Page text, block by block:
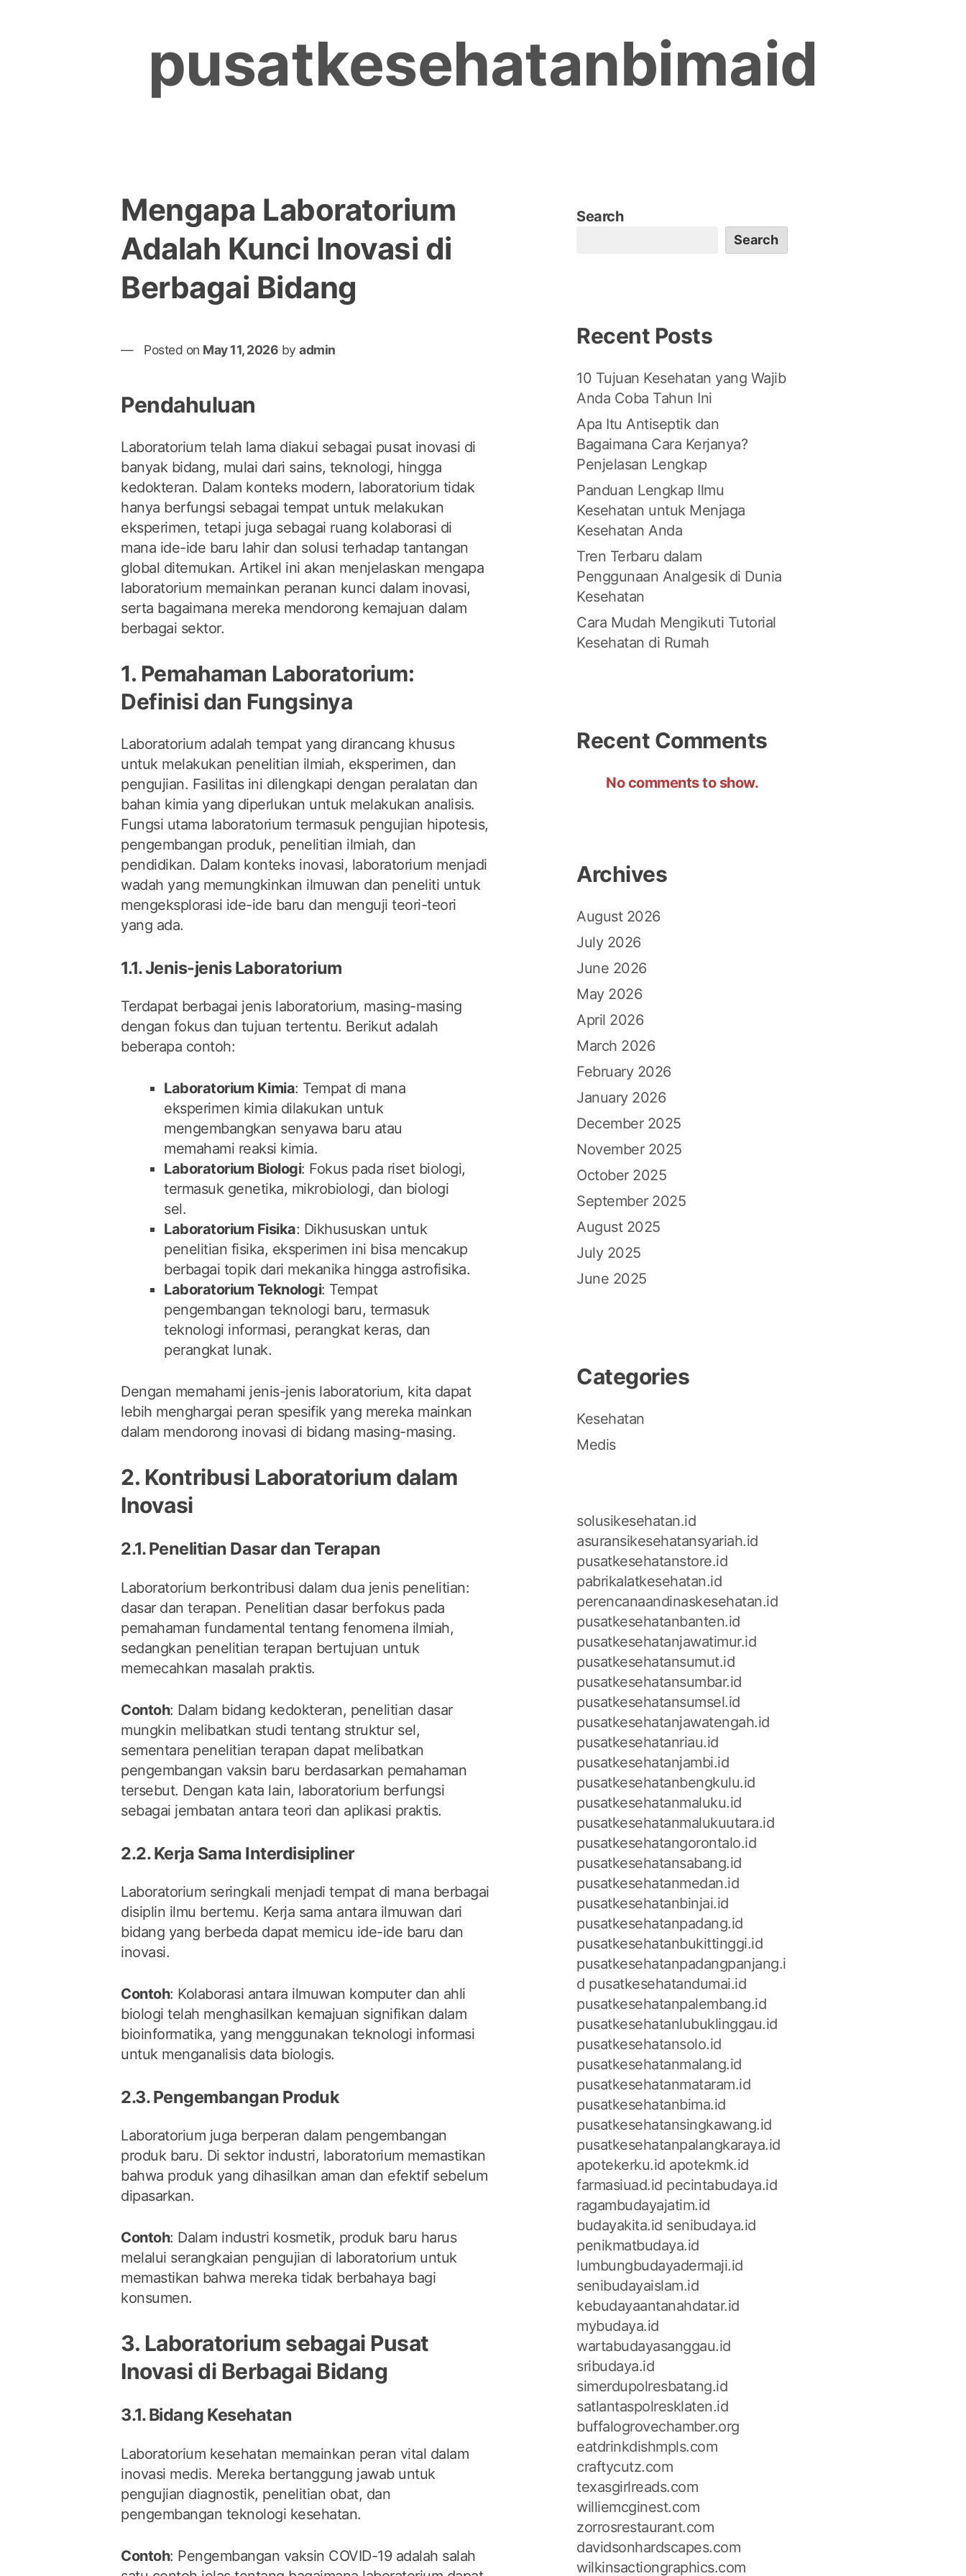
contentpusatkesehatanbimaid
Mengapa Laboratorium
Adalah Kunci Inovasi di
Berbagai Bidang
Posted on May 11, 2026 byadmin
Pendahuluan
Laboratorium telah lama diakui sebagai pusat inovasi di
banyak bidang, mulai dari sains, teknologi, hingga
kedokteran. Dalam konteks modern, laboratorium tidak
hanya berfungsi sebagai tempat untuk melakukan
eksperimen, tetapi juga sebagai ruang kolaborasi di
mana ide-ide baru lahir dan solusi terhadap tantangan
global ditemukan. Artikel ini akan menjelaskan mengapa
laboratorium memainkan peranan kunci dalam inovasi,
serta bagaimana mereka mendorong kemajuan dalam
berbagai sektor.
1. Pemahaman Laboratorium:
Definisi dan Fungsinya
Laboratorium adalah tempat yang dirancang khusus
untuk melakukan penelitian ilmiah, eksperimen, dan
pengujian. Fasilitas ini dilengkapi dengan peralatan dan
bahan kimia yang diperlukan untuk melakukan analisis.
Fungsi utama laboratorium termasuk pengujian hipotesis,
pengembangan produk, penelitian ilmiah, dan
pendidikan. Dalam konteks inovasi, laboratorium menjadi
wadah yang memungkinkan ilmuwan dan peneliti untuk
mengeksplorasi ide-ide baru dan menguji teori-teori
yang ada.
1.1. Jenis-jenis Laboratorium
Terdapat berbagai jenis laboratorium, masing-masing
dengan fokus dan tujuan tertentu. Berikut adalah
beberapa contoh:
Laboratorium Kimia: Tempat di mana
eksperimen kimia dilakukan untuk
mengembangkan senyawa baru atau
memahami reaksi kimia.
Laboratorium Biologi: Fokus pada riset biologi,
termasuk genetika, mikrobiologi, dan biologi
sel.
Laboratorium Fisika: Dikhususkan untuk
penelitian fisika, eksperimen ini bisa mencakup
berbagai topik dari mekanika hingga astrofisika.
Laboratorium Teknologi: Tempat
pengembangan teknologi baru, termasuk
teknologi informasi, perangkat keras, dan
perangkat lunak.
Dengan memahami jenis-jenis laboratorium, kita dapat
lebih menghargai peran spesifik yang mereka mainkan
dalam mendorong inovasi di bidang masing-masing.
2. Kontribusi Laboratorium dalam
Inovasi
2.1. Penelitian Dasar dan Terapan
Laboratorium berkontribusi dalam dua jenis penelitian:
dasar dan terapan. Penelitian dasar berfokus pada
pemahaman fundamental tentang fenomena ilmiah,
sedangkan penelitian terapan bertujuan untuk
memecahkan masalah praktis.
Contoh: Dalam bidang kedokteran, penelitian dasar
mungkin melibatkan studi tentang struktur sel,
sementara penelitian terapan dapat melibatkan
pengembangan vaksin baru berdasarkan pemahaman
tersebut. Dengan kata lain, laboratorium berfungsi
sebagai jembatan antara teori dan aplikasi praktis.
2.2. Kerja Sama Interdisipliner
Laboratorium seringkali menjadi tempat di mana berbagai
disiplin ilmu bertemu. Kerja sama antara ilmuwan dari
bidang yang berbeda dapat memicu ide-ide baru dan
inovasi.
Contoh: Kolaborasi antara ilmuwan komputer dan ahli
biologi telah menghasilkan kemajuan signifikan dalam
bioinformatika, yang menggunakan teknologi informasi
untuk menganalisis data biologis.
2.3. Pengembangan Produk
Laboratorium juga berperan dalam pengembangan
produk baru. Di sektor industri, laboratorium memastikan
bahwa produk yang dihasilkan aman dan efektif sebelum
dipasarkan.
Contoh: Dalam industri kosmetik, produk baru harus
melalui serangkaian pengujian di laboratorium untuk
memastikan bahwa mereka tidak berbahaya bagi
konsumen.
3. Laboratorium sebagai Pusat
Inovasi di Berbagai Bidang
3.1. Bidang Kesehatan
Laboratorium kesehatan memainkan peran vital dalam
inovasi medis. Mereka bertanggung jawab untuk
pengujian diagnostik, penelitian obat, dan
pengembangan teknologi kesehatan.
Contoh: Pengembangan vaksin COVID-19 adalah salah
Search
Search
Recent Posts
10 Tujuan Kesehatan yang Wajib
Anda Coba Tahun Ini
Apa Itu Antiseptik dan
Bagaimana Cara Kerjanya?
Penjelasan Lengkap
Panduan Lengkap Ilmu
Kesehatan untuk Menjaga
Kesehatan Anda
Tren Terbaru dalam
Penggunaan Analgesik di Dunia
Kesehatan
Cara Mudah Mengikuti Tutorial
Kesehatan di Rumah
Recent Comments
No comments to show.
Archives
August 2026
July 2026
June 2026
May 2026
April 2026
March 2026
February 2026
January 2026
December 2025
November 2025
October 2025
September 2025
August 2025
July 2025
June 2025
Categories
Kesehatan
Medis
solusikesehatan.id
asuransikesehatansyariah.id
pusatkesehatanstore.id
pabrikalatkesehatan.id
perencanaandinaskesehatan.id
pusatkesehatanbanten.id
pusatkesehatanjawatimur.id
pusatkesehatansumut.id
pusatkesehatansumbar.id
pusatkesehatansumsel.id
pusatkesehatanjawatengah.id
pusatkesehatanriau.id
pusatkesehatanjambi.id
pusatkesehatanbengkulu.id
pusatkesehatanmaluku.id
pusatkesehatanmalukuutara.id
pusatkesehatangorontalo.id
pusatkesehatansabang.id
pusatkesehatanmedan.id
pusatkesehatanbinjai.id
pusatkesehatanpadang.id
pusatkesehatanbukittinggi.id
pusatkesehatanpadangpanjang.i
d pusatkesehatandumai.id
pusatkesehatanpalembang.id
pusatkesehatanlubuklinggau.id
pusatkesehatansolo.id
pusatkesehatanmalang.id
pusatkesehatanmataram.id
pusatkesehatanbima.id
pusatkesehatansingkawang.id
pusatkesehatanpalangkaraya.id
apotekerku.id apotekmk.id
farmasiuad.id pecintabudaya.id
ragambudayajatim.id
budayakita.id senibudaya.id
penikmatbudaya.id
lumbungbudayadermaji.id
senibudayaislam.id
kebudayaantanahdatar.id
mybudaya.id
wartabudayasanggau.id
sribudaya.id
simerdupolresbatang.id
satlantaspolresklaten.id
buffalogrovechamber.org
eatdrinkdishmpls.com
craftycutz.com
texasgirlreads.com
williemcginest.com
zorrosrestaurant.com
davidsonhardscapes.com
wilkinsactiongraphics.com